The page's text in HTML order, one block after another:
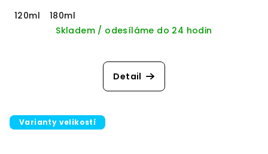
120ml
180ml
Skladem / odesíláme do 24 hodin
Detail
Varianty velikostí